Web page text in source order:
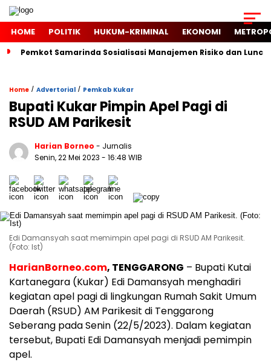
HOME POLITIK HUKUM-KRIMINAL EKONOMI
Pemkot Samarinda Sosialisasi Manajemen Risiko dan
Home / Advertorial / Pemkab Kukar
Bupati Kukar Pimpin Apel Pagi di
RSUD AM Parikesit
Harian Borneo - Jurnalis
Senin, 22 Mei 2023 - 16:48 WIB
Edi Damansyah saat memimpin apel pagi di RSUD AM Parikesit.
(Foto: Ist)
HarianBorneo.com, TENGGARONG – Bupati Kutai
Kartanegara (Kukar) Edi Damansyah menghadiri
kegiatan apel pagi di lingkungan Rumah Sakit Umum
Daerah (RSUD) AM Parikesit di Tenggarong
Seberang pada Senin (22/5/2023). Dalam kegiatan
tersebut, Bupati Edi Damansyah menjadi pemimpin
apel.